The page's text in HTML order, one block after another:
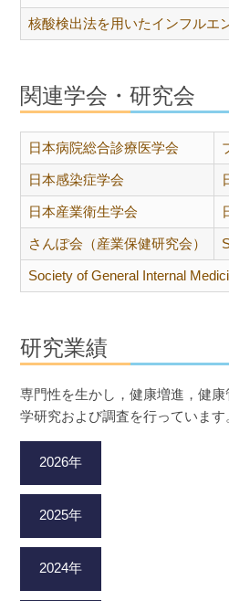
核酸検出法を用いたインフルエ
関連学会・研究会
日本病院総合診療医学会
日本感染症学会
日本産業衛生学会
さんぽ会（産業保健研究会）
Society of General Internal
研究業績
専門性を生かし，健康増進，健
学研究および調査を行っています
2026年
2025年
2024年